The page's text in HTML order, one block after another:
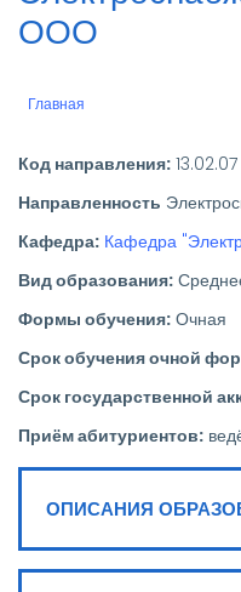
ООО
Строка
Главная
Код направления: 13.02.07
Направленность
Кафедра: Кафедра
Вид образования:
Формы обучения: Очная
Срок обучения очной
Срок государственной
Приём абитуриентов:
ОПИСАНИЯ